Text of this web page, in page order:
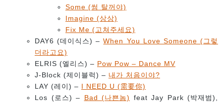
Some (썸 탈꺼야)
Imagine (상상)
Fix Me (고쳐주세요)
DAY6 (데이식스) –When You Love Someone (그렇
더라고요)
ELRIS (엘리스) – Pow Pow – Dance MV
J-Block (제이블럭) – 내가 처음이야?
LAY (레이) – I NEED U (需要你)
Los (로스) – Bad (나쁜놈)
feat Jay Park (박재범),